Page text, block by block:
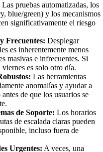
Las pruebas automatizadas, los
blue/green) y los mecanismos
significativamente el riesgo
Frecuentes: Desplegar
es inherentemente menos
masivas e infrecuentes. Si
es solo otro día.
Las herramientas
anomalías y ayudar a
de que los usuarios se
de Soporte: Los horarios
de escalada claras pueden
incluso fuera de
Urgentes: A veces, una